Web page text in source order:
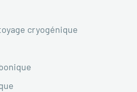
cryogénique